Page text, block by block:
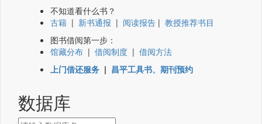
不知道看什么书？
古籍 | 新书通报 | 阅读报告 | 教授推荐书目
图书借阅第一步：
馆藏分布 | 借阅制度 | 借阅方法
上门借还服务 | 昌平工具书、期刊预约
数据库